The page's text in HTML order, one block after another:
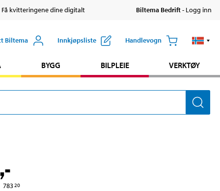
kvitteringene dine digitalt Biltema Bedrift- Logg inn
Biltema Innkjøpsliste Handlevogn
BYGG BILPLEIE VERKTØY
,-
783 20